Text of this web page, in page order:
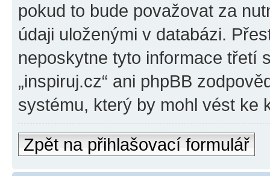
pokud to bude považovat za
údaji uloženými v databázi.
neposkytne tyto informace třetí
„inspiruj.cz“ ani phpBB
systému, který by mohl vést ke
Zpět na přihlašovací formulář